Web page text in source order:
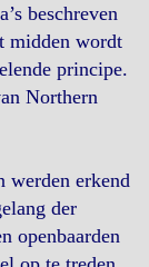
beschreven
midden wordt
principe.
Northern
werden erkend
der
openbaarden